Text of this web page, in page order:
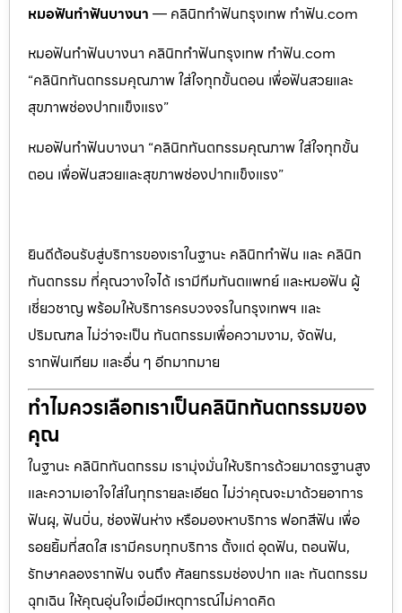
หมอฟันทำฟันบางนา — คลินิกทำฟันกรุงเทพ ทำฟัน.com
หมอฟันทำฟันบางนา คลินิกทำฟันกรุงเทพ ทำฟัน.com
“คลินิกทันตกรรมคุณภาพ ใส่ใจทุกขั้นตอน เพื่อฟันสวยและ
สุขภาพช่องปากแข็งแรง”
หมอฟันทำฟันบางนา “คลินิกทันตกรรมคุณภาพ ใส่ใจทุกขั้น
ตอน เพื่อฟันสวยและสุขภาพช่องปากแข็งแรง”
ยินดีต้อนรับสู่บริการของเราในฐานะ คลินิกทำฟัน และ คลินิก
ทันตกรรม ที่คุณวางใจได้ เรามีทีมทันตแพทย์ และหมอฟัน ผู้
เชี่ยวชาญ พร้อมให้บริการครบวงจรในกรุงเทพฯ และ
ปริมณฑล ไม่ว่าจะเป็น ทันตกรรมเพื่อความงาม, จัดฟัน,
รากฟันเทียม และอื่น ๆ อีกมากมาย
ทำไมควรเลือกเราเป็นคลินิกทันตกรรมของ
คุณ
ในฐานะ คลินิกทันตกรรม เรามุ่งมั่นให้บริการด้วยมาตรฐานสูง
และความเอาใจใส่ในทุกรายละเอียด ไม่ว่าคุณจะมาด้วยอาการ
ฟันผุ, ฟันบิ่น, ช่องฟันห่าง หรือมองหาบริการ ฟอกสีฟัน เพื่อ
รอยยิ้มที่สดใส เรามีครบทุกบริการ ตั้งแต่ อุดฟัน, ถอนฟัน,
รักษาคลองรากฟัน จนถึง ศัลยกรรมช่องปาก และ ทันตกรรม
ฉุกเฉิน ให้คุณอุ่นใจเมื่อมีเหตุการณ์ไม่คาดคิด